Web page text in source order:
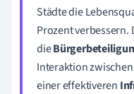
Städte die
Prozent verbessern.
die
Interaktion
einer effektiveren